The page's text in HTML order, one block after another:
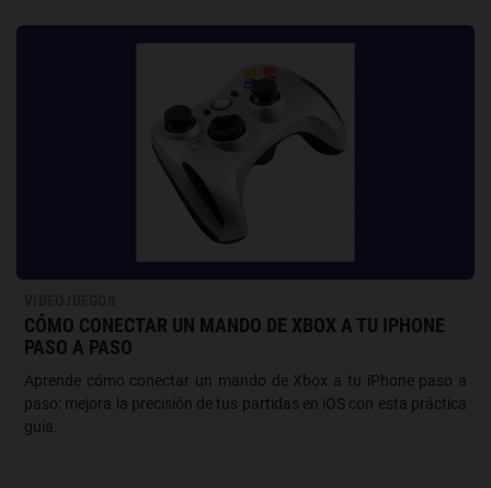
CÓMO CONECTAR UN MANDO DE XBOX A TU IPHONE
PASO A PASO
Aprende cómo conectar un mando de Xbox a tu iPhone paso a
paso: mejora la precisión de tus partidas en iOS con esta práctica
guía.